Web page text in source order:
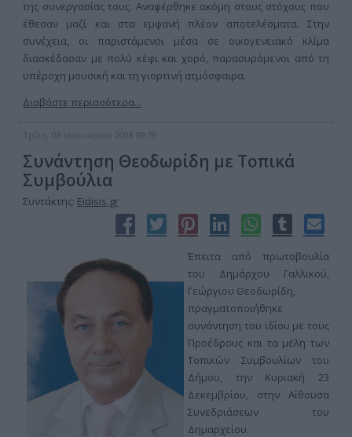
της συνεργασίας τους. Αναφέρθηκε ακόμη στους στόχους που
έθεσαν μαζί και στα εμφανή πλέον αποτελέσματα. Στην
συνέχεια, οι παριστάμενοι μέσα σε οικογενειακό κλίμα
διασκέδασαν με πολύ κέφι και χορό, παρασυρόμενοι από τη
υπέροχη μουσική και τη γιορτινή ατμόσφαιρα.
Διαβάστε περισσότερα...
Τρίτη, 08 Ιανουαρίου 2008 09:59
Συνάντηση Θεοδωρίδη με Τοπικά
Συμβούλια
Συντάκτης: Eidisis.gr
Έπειτα από πρωτοβουλία
του Δημάρχου Γαλλικού,
Γεώργιου Θεοδωρίδη,
πραγματοποιήθηκε
συνάντηση του ιδίου με τους
Προέδρους και τα μέλη των
Τοπικών Συμβουλίων του
Δήμου, την Κυριακή 23
Δεκεμβρίου, στην Αίθουσα
Συνεδριάσεων του
Δημαρχείου.